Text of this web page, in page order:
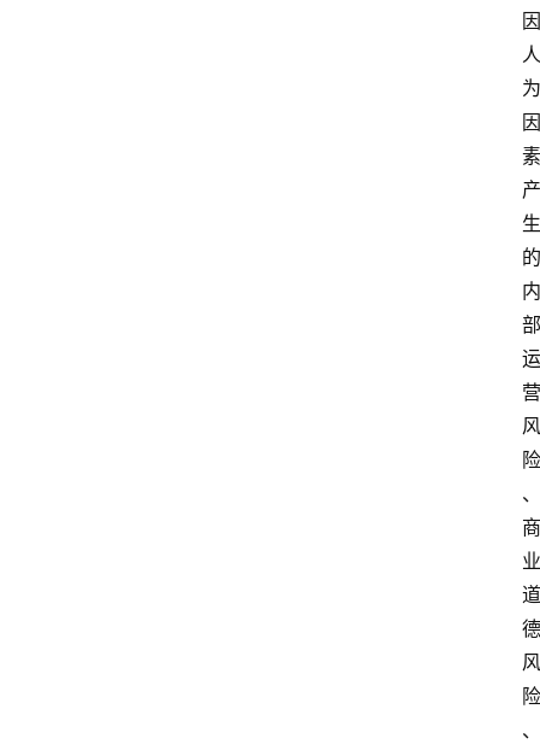
因
人
为
因
素
产
生
的
内
部
运
营
风
险
、
商
业
道
德
风
险
、